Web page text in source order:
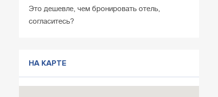
Это дешевле, чем бронировать отель,
согласитесь?
НА КАРТЕ